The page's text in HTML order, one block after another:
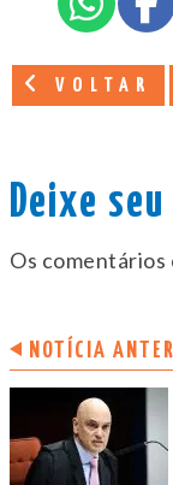
VOLTAR
Deixe
Os comentários
NOTÍCIA